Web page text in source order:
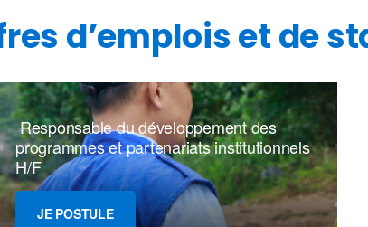
d’emplois et de
Responsable du développement des
programmes et partenariats institutionnels
H/F
JE POSTULE